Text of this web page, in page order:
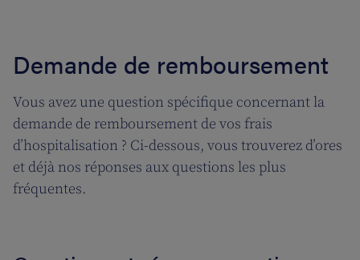
Demande de remboursement
Vous avez une question spécifique concernant la
demande de remboursement de vos frais
d’hospitalisation ? Ci-dessous, vous trouverez d’ores
et déjà nos réponses aux questions les plus
fréquentes.